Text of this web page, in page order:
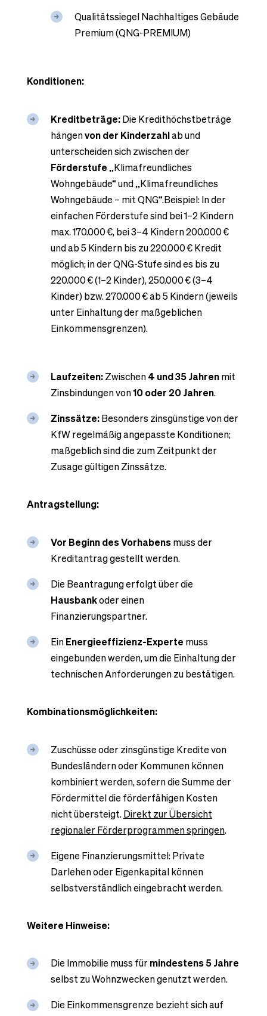
Qualitätssiegel Nachhaltiges Gebäude
Premium (QNG-PREMIUM)
Konditionen:
Kreditbeträge:Die Kredithöchstbeträge
hängenvon der Kinderzahlab und
unterscheiden sich zwischen der
Förderstufe„Klimafreundliches
Wohngebäude“ und „Klimafreundliches
Wohngebäude – mit QNG“.Beispiel: In der
einfachen Förderstufe sind bei 1–2 Kindern
max. 170.000 €, bei 3–4 Kindern 200.000 €
und ab 5 Kindern bis zu 220.000 € Kredit
möglich; in der QNG-Stufe sind es bis zu
220.000 € (1–2 Kinder), 250.000 € (3–4
Kinder) bzw. 270.000 € ab 5 Kindern (jeweils
unter Einhaltung der maßgeblichen
Einkommensgrenzen).
Laufzeiten:Zwischen4 und 35 Jahrenmit
Zinsbindungen von10 oder 20 Jahren.
Zinssätze:Besonders zinsgünstige von der
KfW regelmäßig angepasste Konditionen;
maßgeblich sind die zum Zeitpunkt der
Zusage gültigen Zinssätze.
Antragstellung:
Vor Beginn des Vorhabensmuss der
Kreditantrag gestellt werden.
Die Beantragung erfolgt über die
Hausbankoder einen
Finanzierungspartner.
EinEnergieeffizienz-Experte muss
eingebunden werden, um die Einhaltung der
technischen Anforderungen zu bestätigen.
Kombinationsmöglichkeiten:
Zuschüsse oder zinsgünstige Kredite von
Bundesländern oder Kommunen können
kombiniert werden, sofern die Summe der
Fördermittel die förderfähigen Kosten
nicht übersteigt.Direkt zur Übersicht
regionaler Förderprogrammen springen.
Eigene Finanzierungsmittel: Private
Darlehen oder Eigenkapital können
selbstverständlich eingebracht werden.
Weitere Hinweise:
Die Immobilie muss fürmindestens 5 Jahre
selbst zu Wohnzwecken genutzt werden.
Die Einkommensgrenze bezieht sich auf